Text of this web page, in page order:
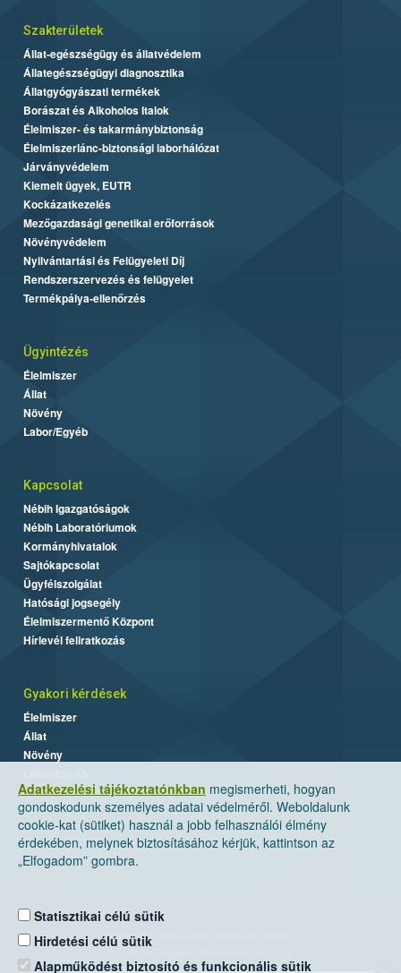
Adatkezelési tájékoztatónkban megismerheti, hogyan
gondoskodunk személyes adatai védelméről. Weboldalunk
cookie-kat (sütiket) használ a jobb felhasználói élmény
érdekében, melynek biztosításához kérjük, kattintson az
„Elfogadom” gombra.
Statisztikai célú sütik
Hirdetési célú sütik
Alapműködést biztosító és funkcionális sütik
Szakterületek
Állat-egészségügy és állatvédelem
Állategészségügyi diagnosztika
Állatgyógyászati termékek
Borászat és Alkoholos Italok
Élelmiszer- és takarmánybiztonság
Élelmiszerlánc-biztonsági laborhálózat
Járványvédelem
Kiemelt ügyek, EUTR
Kockázatkezelés
Mezőgazdasági genetikai erőforrások
Növényvédelem
Nyilvántartási és Felügyeleti Díj
Rendszerszervezés és felügyelet
Termékpálya-ellenőrzés
Ügyintézés
Élelmiszer
Állat
Növény
Labor/Egyéb
Kapcsolat
Nébih Igazgatóságok
Nébih Laboratóriumok
Kormányhivatalok
Sajtókapcsolat
Ügyfélszolgálat
Hatósági jogsegély
Élelmiszermentő Központ
Hírlevél feliratkozás
Gyakori kérdések
Élelmiszer
Állat
Növény
Nemzeti Élelmiszerlánc-biztonsági Hivatal
Levelezési cím: 1525 Budapest. Pf. 30.